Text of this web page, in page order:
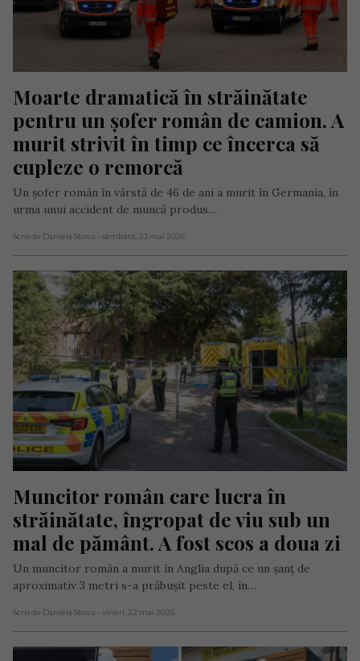
Moarte dramatică în străinătate
pentru un șofer român de camion. A
murit strivit în timp ce încerca să
cupleze o remorcă
Un șofer român în vârstă de 46 de ani a murit în Germania, în
urma unui accident de muncă produs…
Scris de Daniela Stoica - sâmbătă, 23 mai 2026
Muncitor român care lucra în
străinătate, îngropat de viu sub un
mal de pământ. A fost scos a doua zi
Un muncitor român a murit în Anglia după ce un șanț de
aproximativ 3 metri s-a prăbușit peste el, în…
Scris de Daniela Stoica - vineri, 22 mai 2026